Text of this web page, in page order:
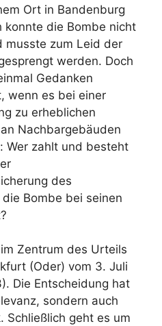
Ort in Bandenburg
konnte die Bombe nicht
musste zum Leid der
werden. Doch
Gedanken
wenn es bei einer
zu erheblichen
Nachbargebäuden
Wer zahlt und besteht
des
Bombe bei seinen
Zentrum des Urteils
(Oder) vom 3. Juli
Die Entscheidung hat
sondern auch
Schließlich geht es um